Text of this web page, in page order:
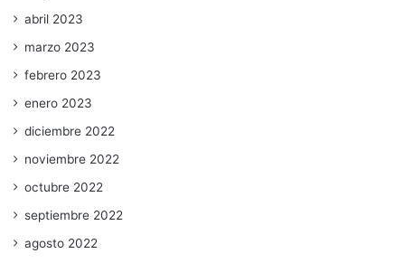
abril 2023
marzo 2023
febrero 2023
enero 2023
diciembre 2022
noviembre 2022
octubre 2022
septiembre 2022
agosto 2022